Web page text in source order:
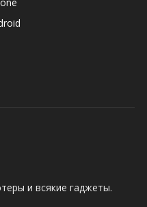
и всякие гаджеты.